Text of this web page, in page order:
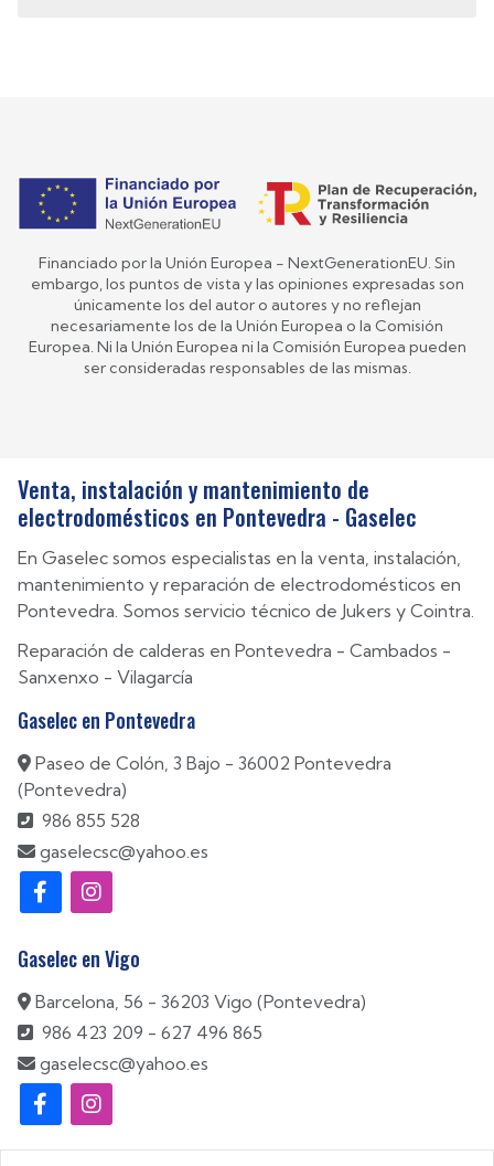
Financiado por la Unión Europea - NextGenerationEU. Sin
embargo, los puntos de vista y las opiniones expresadas son
únicamente los del autor o autores y no reflejan
necesariamente los de la Unión Europea o la Comisión
Europea. Ni la Unión Europea ni la Comisión Europea pueden
ser consideradas responsables de las mismas.
Venta, instalación y mantenimiento de
electrodomésticos en Pontevedra - Gaselec
En Gaselec somos especialistas en la venta, instalación,
mantenimiento y reparación de electrodomésticos en
Pontevedra. Somos servicio técnico de Jukers y Cointra.
Reparación de calderas en Pontevedra - Cambados -
Sanxenxo - Vilagarcía
Gaselec en Pontevedra
Paseo de Colón, 3 Bajo - 36002 Pontevedra
(Pontevedra)
986 855 528
gaselecsc@yahoo.es
Gaselec en Vigo
Barcelona, 56 - 36203 Vigo (Pontevedra)
986 423 209 - 627 496 865
gaselecsc@yahoo.es